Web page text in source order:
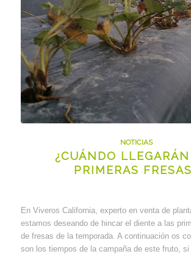
NOTICIAS
¿CUÁNDO
PRIMERAS
En Viveros California, experto en venta de
estamos deseando de hincar el diente a las
de fresas de la temporada. A continuación os
son los tiempos de la campaña de este fruto,